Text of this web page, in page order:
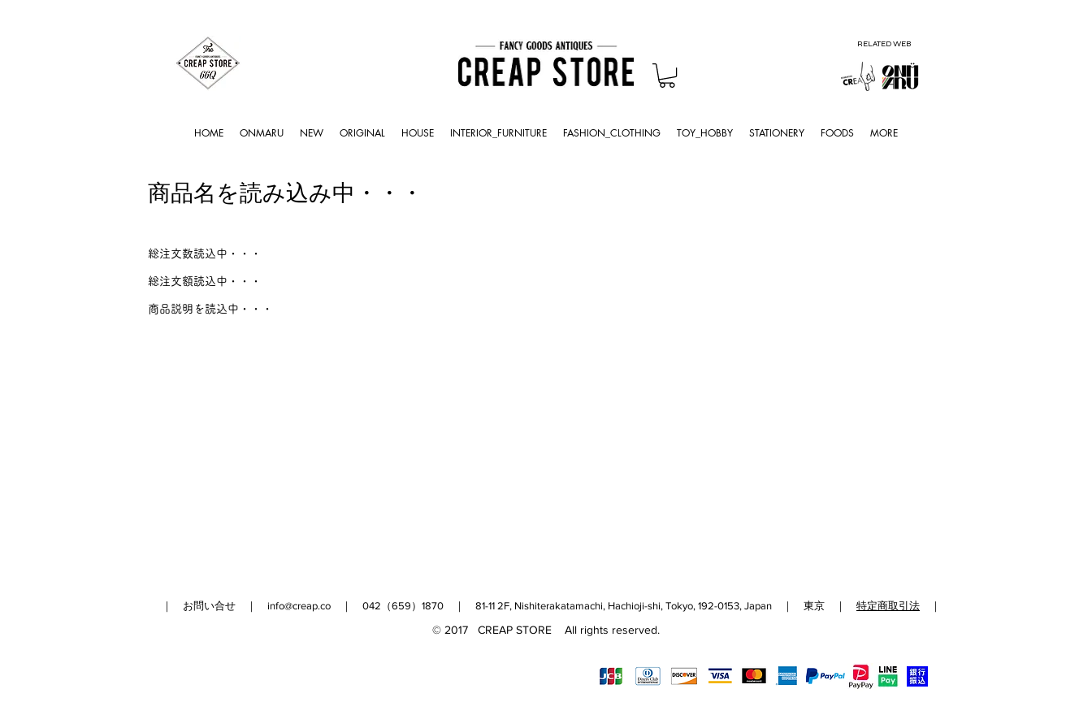
RELATED WEB
HOME ONMARU NEW ORIGINAL HOUSE INTERIOR_FURNITURE FASHION_CLOTHING TOY_HOBBY STATIONERY FOODS MORE
商品名を読み込み中・・・
総注文数読込中・・・
総注文額読込中・・・
商品説明を読込中・・・
｜ お問い合せ ｜ info@creap.co ｜ 042（659）1870 ｜ 81-11 2F, Nishiterakatamachi, Hachioji-shi, Tokyo, 192-0153, Japan ｜ 東京 ｜ 特定商取引法 ｜
© 2017 CREAP STORE All rights reserved.